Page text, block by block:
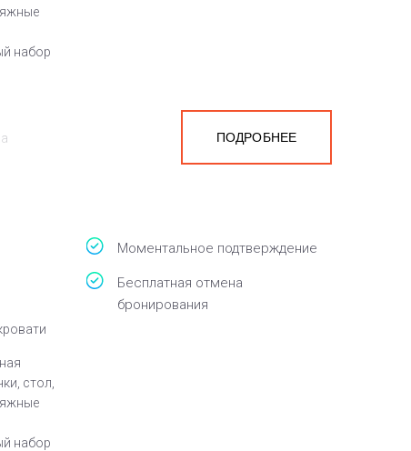
набор
ПОДРОБНЕЕ
стол,
набор
Моментальное подтверждение
Бесплатная отмена
бронирования